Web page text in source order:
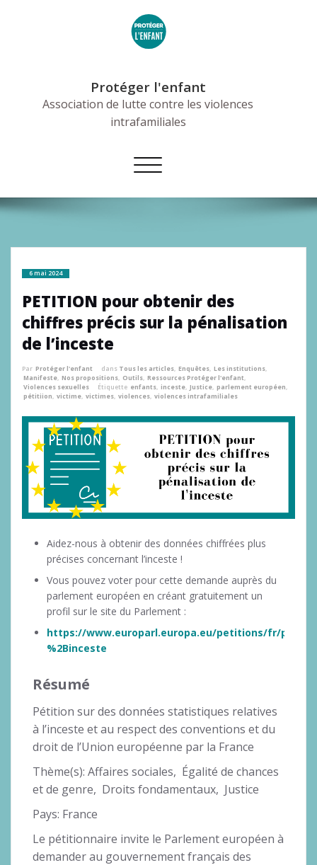
Protéger l'enfant
Association de lutte contre les violences
intrafamiliales
Afficher/masquer
la
6 mai 2024
PETITION pour obtenir des
chiffres précis sur la pénalisation
de l’inceste
Par Protéger l'enfant dans Tous les articles, Enquêtes, Les institutions,
Manifeste, Nos propositions, Outils, Ressources Protéger l'enfant,
Violences sexuelles
Étiquette enfants, inceste, Justice, parlement européen,
pétitiion, victime, victimes, violences, violences intrafamiliales
Aidez-nous à obtenir des données chiffrées plus
précises concernant l’inceste !
Vous pouvez voter pour cette demande auprès du
parlement européen en créant gratuitement un
profil sur le site du Parlement :
https://www.europarl.europa.eu/petitions/fr/petition/
%2Binceste
Résumé
Pétition sur des données statistiques relatives
à l’inceste et au respect des conventions et du
droit de l’Union européenne par la France
Thème(s): Affaires sociales, Égalité de chances
et de genre, Droits fondamentaux, Justice
Pays: France
Le pétitionnaire invite le Parlement européen à
demander au gouvernement français des